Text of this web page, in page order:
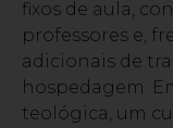
fixos de aula,
professores e,
adicionais de
hospedagem.
teológica, um